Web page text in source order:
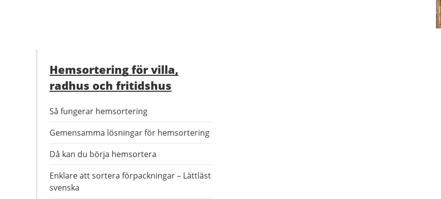
Hemsortering för villa,
radhus och fritidshus
Så fungerar hemsortering
Gemensamma lösningar för hemsortering
Då kan du börja hemsortera
Enklare att sortera förpackningar – Lättläst
svenska